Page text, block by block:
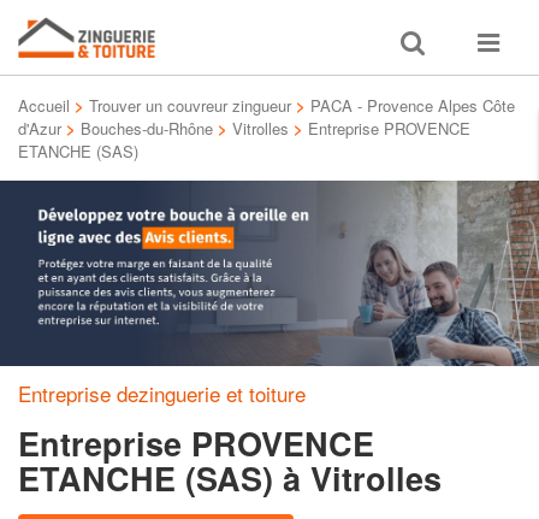
Toggle
search
Toggle
Accueil > Trouver un couvreur zingueur > PACA - Provence Alpes Côte
d'Azur > Bouches-du-Rhône > Vitrolles > Entreprise PROVENCE
ETANCHE (SAS)
Entreprise dezinguerie et toiture
Entreprise PROVENCE
ETANCHE (SAS) à Vitrolles